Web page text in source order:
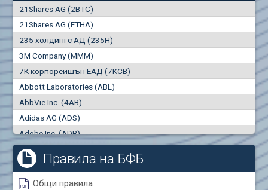
21Shares AG (2BTC)
21Shares AG (ETHA)
235 холдингс АД (235H)
3M Company (MMM)
7К корпорейшън ЕАД (7KCB)
Abbott Laboratories (ABL)
AbbVie Inc. (4AB)
Adidas AG (ADS)
Adobe Inc. (ADB)
Advanced Micro Devices Inc. (AMD)
Agrana Beteiligungs AG (AGB2)
Air Canada Inc. (ADH2)
0000
0.000
Най-добра
"купува"
0
Най-добра
0
Сделки
0
Оборот (евро)
0
Правила на БФБ
Общи правила